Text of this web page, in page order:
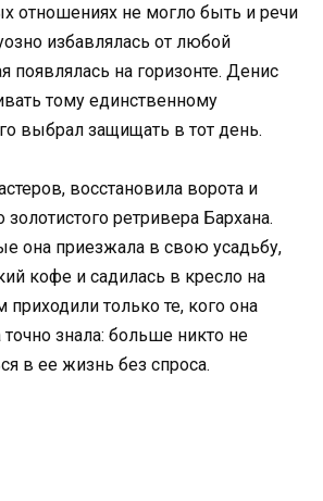
отношениях не могло быть и речи
избавлялась от любой
появлялась на горизонте. Денис
тому единственному
выбрал защищать в тот день.
восстановила ворота и
ретривера Бархана.
она приезжала в свою усадьбу,
кофе и садилась в кресло на
только те, кого она
знала: больше никто не
в ее жизнь без спроса.